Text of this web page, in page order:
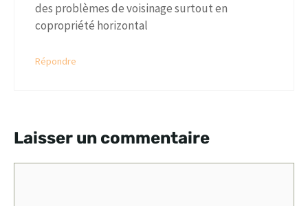
des problèmes de voisinage surtout en
copropriété horizontal
Répondre
Laisser un commentaire